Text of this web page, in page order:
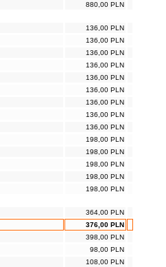
880,00 PLN
136,00 PLN
136,00 PLN
136,00 PLN
136,00 PLN
136,00 PLN
136,00 PLN
136,00 PLN
136,00 PLN
136,00 PLN
198,00 PLN
198,00 PLN
198,00 PLN
198,00 PLN
198,00 PLN
364,00 PLN
376,00 PLN
398,00 PLN
98,00 PLN
108,00 PLN